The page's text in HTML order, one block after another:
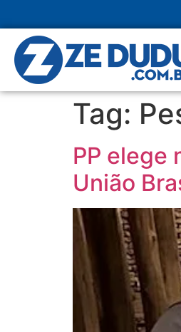
Tag:
PP elege
União